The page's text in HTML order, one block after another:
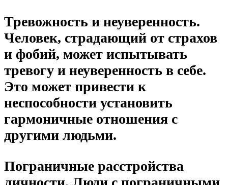
Тревожность и неуверенность.
Человек, страдающий от страхов
и фобий, может испытывать
тревогу и неуверенность в себе.
Это может привести к
неспособности установить
гармоничные отношения с
другими людьми.
Пограничные расстройства